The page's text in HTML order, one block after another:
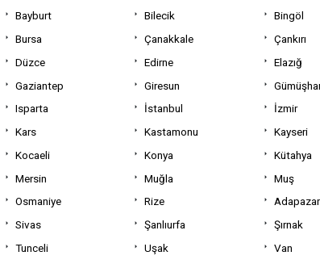
Bayburt Bilecik Bingöl
Bursa Çanakkale Çankırı
Düzce Edirne Elazığ
Gaziantep Giresun
Isparta İstanbul İzmir
Kars Kastamonu Kayseri
Kocaeli Konya Kütahya
Mersin Muğla Muş
Osmaniye Rize
Sivas Şanlıurfa Şırnak
Tunceli Uşak Van